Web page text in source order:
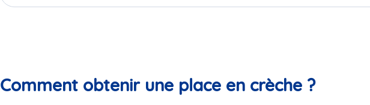
Comment obtenir une place en crèche ?